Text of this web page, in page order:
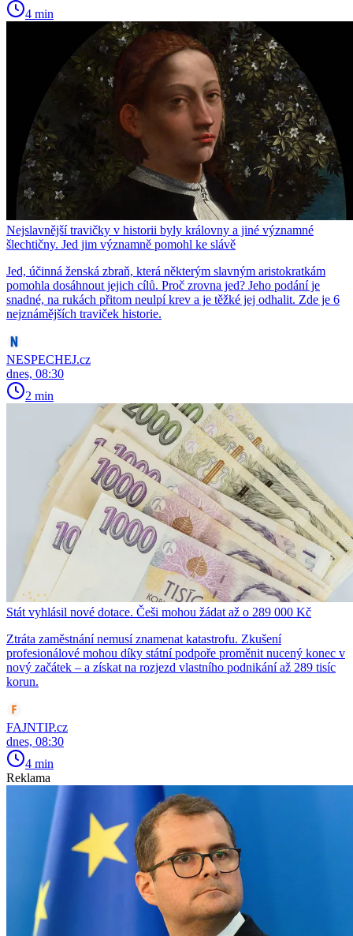
4 min
Nejslavnější travičky v historii byly královny a jiné významné
šlechtičny. Jed jim významně pomohl ke slávě
Jed, účinná ženská zbraň, která některým slavným aristokratkám
pomohla dosáhnout jejich cílů. Proč zrovna jed? Jeho podání je
snadné, na rukách přitom neulpí krev a je těžké jej odhalit. Zde je 6
nejznámějších traviček historie.
NESPECHEJ.cz
dnes, 08:30
2 min
Stát vyhlásil nové dotace. Češi mohou žádat až o 289 000 Kč
Ztráta zaměstnání nemusí znamenat katastrofu. Zkušení
profesionálové mohou díky státní podpoře proměnit nucený konec v
nový začátek – a získat na rozjezd vlastního podnikání až 289 tisíc
korun.
FAJNTIP.cz
dnes, 08:30
4 min
Reklama